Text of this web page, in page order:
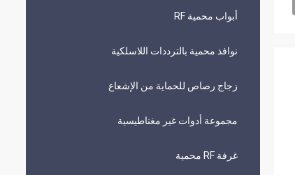
أبواب محمية RF
نوافذ محمية بالترددات اللاسلكية
زجاج رصاص للحماية من الإشعاع
مجموعة أدوات غير مغناطيسية
غرفة RF محمية